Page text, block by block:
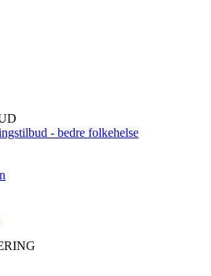
- bedre folkehelse